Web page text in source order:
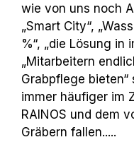
wie von uns noch
„Smart City“,
%“, „die Lösung in
„Mitarbeitern
Grabpflege
immer häufiger im
RAINOS und dem
Gräbern fallen.....